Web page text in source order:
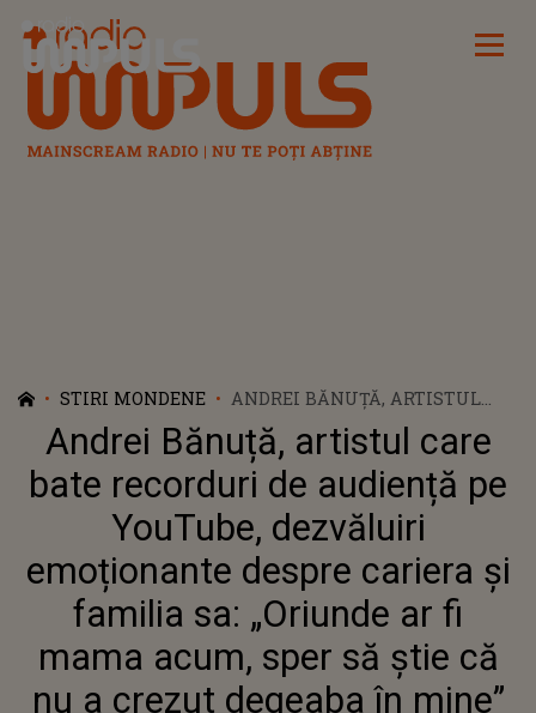
Radio Impuls
STIRI MONDENE
ANDREI BĂNUȚĂ, ARTISTUL
CARE BATE RECORDURI DE
AUDIENȚĂ PE YOUTUBE,
DEZVĂLUIRI EMOȚIONANTE
DESPRE CARIERA ȘI FAMILIA
SA: „ORIUNDE AR FI MAMA
ACUM, SPER SĂ ȘTIE CĂ NU A
CREZUT DEGEABA ÎN MINE”
Andrei Bănuță, artistul care
bate recorduri de audiență pe
YouTube, dezvăluiri
emoționante despre cariera și
familia sa: „Oriunde ar fi
mama acum, sper să știe că
nu a crezut degeaba în mine”